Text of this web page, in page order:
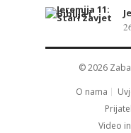
© 2026
O nama
Video